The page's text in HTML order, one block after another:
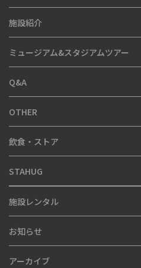
施設紹介
座席図
アクセス・駐車場
ピースウォール・モニュメント
ミュージアム&スタジアムツアー
ミュージアム
スタジアムツアー
Q&A
OTHER
ピースポダイアログツアー
飲食・ストア
FOOD
SHOP
STAHUG
About
STAHUG Blog
Instagram
施設レンタル
お知らせ
NEWS
アーカイブ